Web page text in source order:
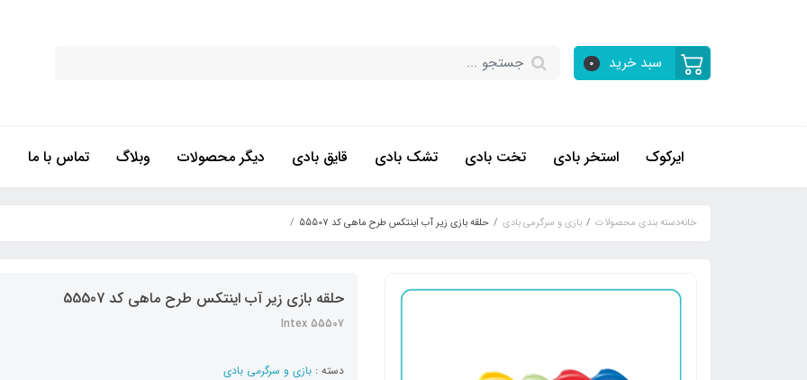
سبد خرید 0
ایرکوک استخر بادی تخت بادی تشک بادی قایق بادی دیگر محصولات وبلاگ تماس با ما
خانهدسته بندی محصولات بازی و سرگرمی بادی حلقه بازی زیر آب اینتکس طرح ماهی کد 55507
حلقه بازی زیر آب اینتکس طرح ماهی کد 55507
Intex 55507
دسته : بازی و سرگرمی بادی